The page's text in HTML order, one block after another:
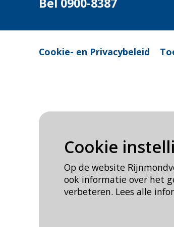
Cookie
Op de website
ook informatie over het
verbeteren. Lees alle
Cookie- en Privacybeleid